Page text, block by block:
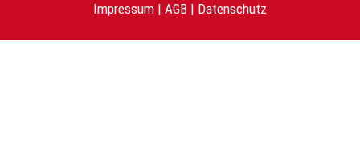
Impressum | AGB | Datenschutz